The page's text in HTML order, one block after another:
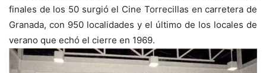
finales de los 50 surgió el Cine Torrecillas en carretera de
Granada, con 950 localidades y el último de los locales de
verano que echó el cierre en 1969.